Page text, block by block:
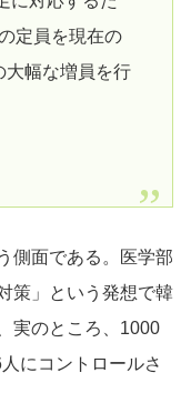
定員を現在の
大幅な増員を行
側面である。医学部
策」という発想で韓
実のところ、1000
にコントロールさ